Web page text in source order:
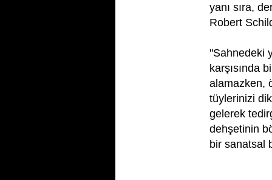
yanı sıra,
Robert
"Sahnedeki
karşısında
alamazken,
tüylerinizi
gelerek
dehşetinin
bir sanatsal